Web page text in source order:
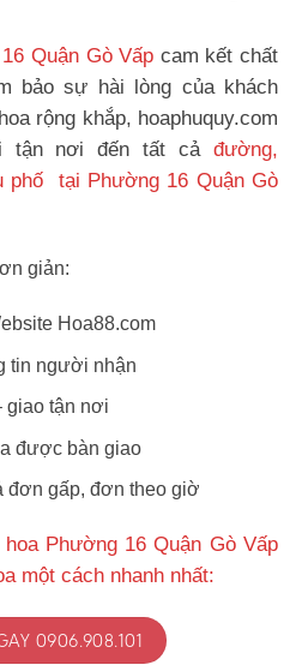
Quận Gò Vấp cam kết chất
bảo sự hài lòng của khách
rộng khắp, hoaphuquy.com
tận nơi đến tất cả đường,
phố tại Phường 16 Quận Gò
giản:
Hoa88.com
tin người nhận
giao tận nơi
được bàn giao
đơn gấp, đơn theo giờ
Phường 16 Quận Gò Vấp
một cách nhanh nhất:
0906.908.101